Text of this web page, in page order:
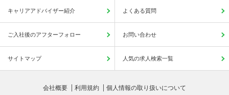
キャリアアドバイザー紹介 よくある質問
ご入社後のアフターフォロー お問い合わせ
サイトマップ 人気の求人検索一覧
会社概要 利用規約 個人情報の取り扱いについて